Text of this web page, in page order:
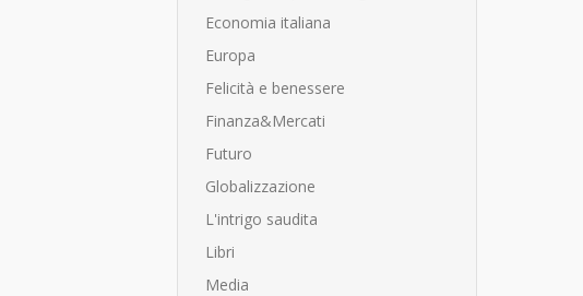
Economia italiana
Europa
Felicità e benessere
Finanza&Mercati
Futuro
Globalizzazione
L'intrigo saudita
Libri
Media